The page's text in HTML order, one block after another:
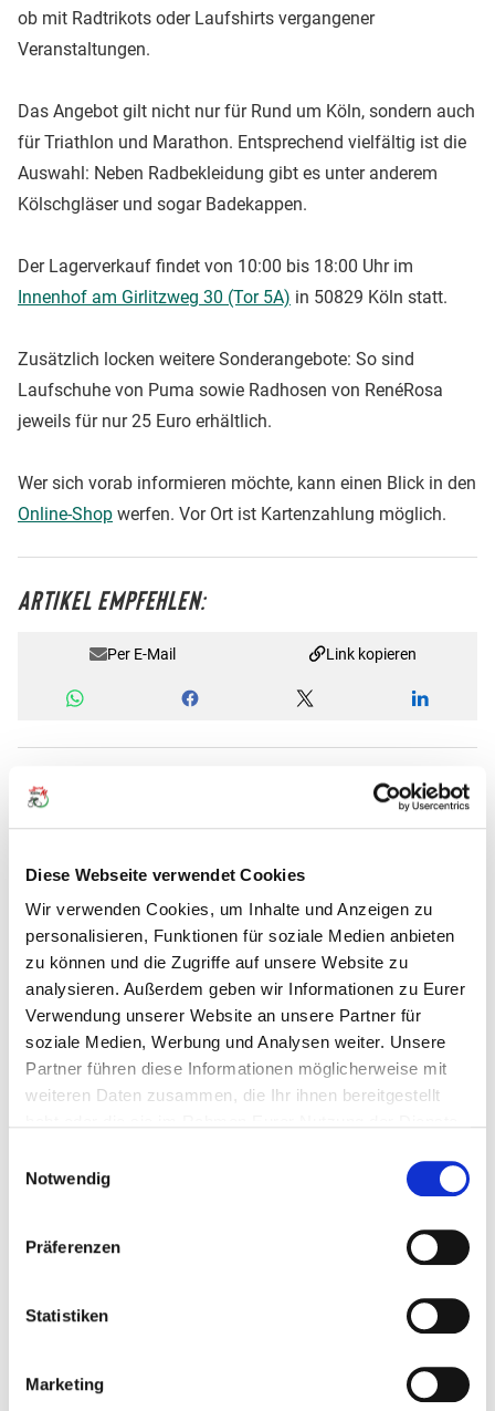
Diese Webseite verwendet Cookies
Wir verwenden Cookies, um Inhalte und Anzeigen zu
personalisieren, Funktionen für soziale Medien anbieten
zu können und die Zugriffe auf unsere Website zu
analysieren. Außerdem geben wir Informationen zu Eurer
Verwendung unserer Website an unsere Partner für
soziale Medien, Werbung und Analysen weiter. Unsere
Partner führen diese Informationen möglicherweise mit
weiteren Daten zusammen, die Ihr ihnen bereitgestellt
Notwendig
Präferenzen
Statistiken
Marketing
ob mit Radtrikots oder Laufshirts vergangener
Veranstaltungen.
Das Angebot gilt nicht nur für Rund um Köln, sondern auch
für Triathlon und Marathon. Entsprechend vielfältig ist die
Auswahl: Neben Radbekleidung gibt es unter anderem
Kölschgläser und sogar Badekappen.
Der Lagerverkauf findet von 10:00 bis 18:00 Uhr im
Innenhof am Girlitzweg 30 (Tor 5A) in 50829 Köln statt.
Zusätzlich locken weitere Sonderangebote: So sind
Laufschuhe von Puma sowie Radhosen von RenéRosa
jeweils für nur 25 Euro erhältlich.
Wer sich vorab informieren möchte, kann einen Blick in den
Online-Shop werfen. Vor Ort ist Kartenzahlung möglich.
ARTIKEL EMPFEHLEN:
Per E-Mail Link kopieren
ÄHNLICHE ARTIKEL
23.07.2026